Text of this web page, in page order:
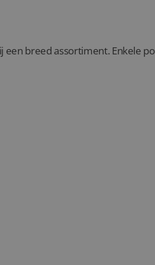
breed assortiment. Enkele